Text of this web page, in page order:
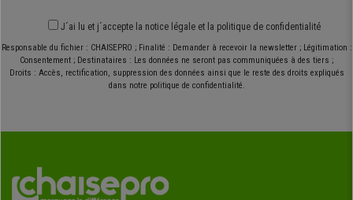
J´ai lu et j´accepte la notice légale et la politique de confidentialité
Responsable du fichier : CHAISEPRO ; Finalité : Demander à recevoir la newsletter ; Légitimation :
Consentement ; Destinataires : Les données ne seront pas communiquées à des tiers ;
Droits : Accès, rectification, suppression des données ainsi que le reste des droits expliqués
dans notre politique de confidentialité.